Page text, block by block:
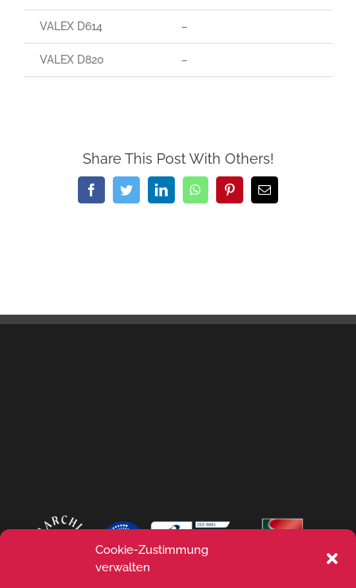
Cookie-Zustimmung
verwalten
VALEX D614 –
VALEX D820 –
Share This Post With Others!
FacebookTwitterLinkedInWhatsAppPinterestEmail